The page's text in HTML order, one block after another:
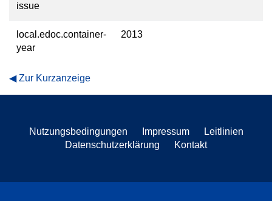
issue
local.edoc.container-
year
2013
Zur Kurzanzeige
Nutzungsbedingungen Impressum
Leitlinien
Datenschutzerklärung
Kontakt